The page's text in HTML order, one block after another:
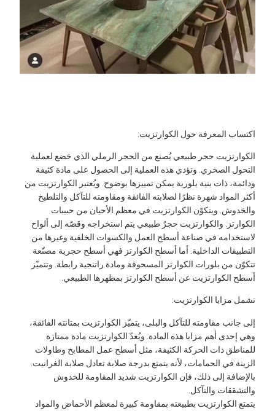
المعرفة حول الكوارتزيت:
حجر طبيعي يُصنع من الحجر الرملي الذي خضع لعملية
الصخري. وتؤدي هذه العملية إلى الحصول على مادة كثيفة
ذات بنية بلورية يمكن تمييزها بوضوح. ويُعتبر الكوارتزيت من
المواد شهرة نظرًا لصلابته الفائقة ومقاومته للتآكل والتلطيخ
ويتكوّن الكوارتزيت في معظم الأحيان من حبيبات
والكوارتزيت حجرٌ طبيعي يتم استخراجه وقصّه إلى ألواح
في صناعة أسطح العمل والكسوات الخلفية وغيرها من
الداخلية. أما أسطح الكوارتز فهي أسطح حجرية مصنّعة
من بلورات الكوارتز المسحوقة ومادة راتنجية رابطة. وتتميّز
الكوارتزيت عن أسطح الكوارتز بمظهرها الطبيعي.
مزايا الكوارتزيت:
جانب مقاومته للتآكل والبلى، يتميّز الكوارتزيت بمتانته الفائقة،
إحدى أهم مزايا هذه المادة. ويُعدّ الكوارتزيت مادة ممتازة
ذات الحركة الكثيفة، مثل أسطح عمل المطابخ وطاولات
في الحمامات، لأنه يتمتع بدرجة صلابة تعادل صلابة الغرانيت.
إلى ذلك، فإن الكوارتزيت شديد المقاومة للخدوش
والتآكل.
الكوارتزيت بطبيعته بمقاومة كبيرة لمعظم الأحماض والمواد